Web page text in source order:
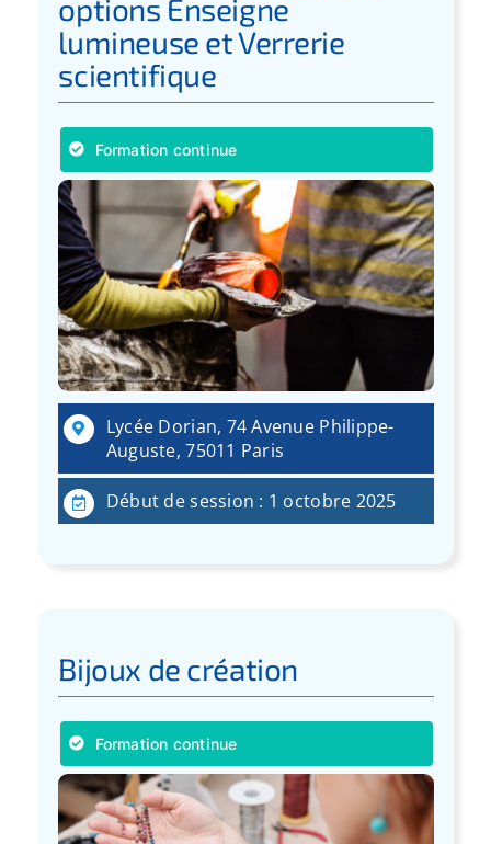
options Enseigne
lumineuse et Verrerie
scientifique
Formation continue
Lycée Dorian, 74 Avenue Philippe-
Auguste, 75011 Paris
Début de session : 1 octobre 2025
Bijoux de création
Formation continue